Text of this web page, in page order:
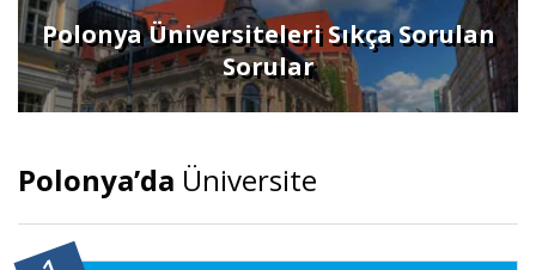
Polonya Üniversiteleri Sıkça Sorulan
Sorular
Polonya’da Üniversite